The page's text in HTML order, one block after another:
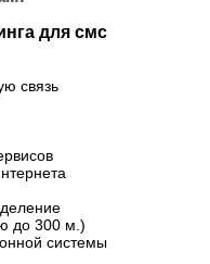
для смс
связь
до 300 м.)
системы